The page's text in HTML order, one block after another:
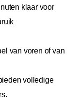
klaar voor
van voren of van
volledige